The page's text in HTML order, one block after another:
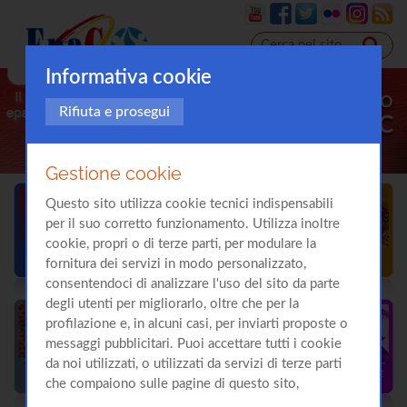
Il sito
Epatite C
Informativa cookie
Rifiuta e prosegui
Gestione cookie
Questo sito utilizza cookie tecnici indispensabili
per il suo corretto funzionamento. Utilizza inoltre
cookie, propri o di terze parti, per modulare la
fornitura dei servizi in modo personalizzato,
consentendoci di analizzare l'uso del sito da parte
degli utenti per migliorarlo, oltre che per la
profilazione e, in alcuni casi, per inviarti proposte o
messaggi pubblicitari. Puoi accettare tutti i cookie
da noi utilizzati, o utilizzati da servizi di terze parti
che compaiono sulle pagine di questo sito,
premendo il pulsante "Accetta tutti i cookie"